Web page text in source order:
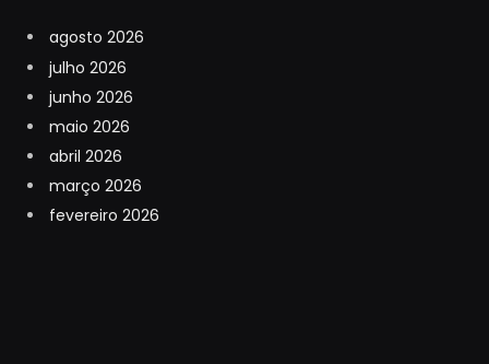
agosto 2026
julho 2026
junho 2026
maio 2026
abril 2026
março 2026
fevereiro 2026